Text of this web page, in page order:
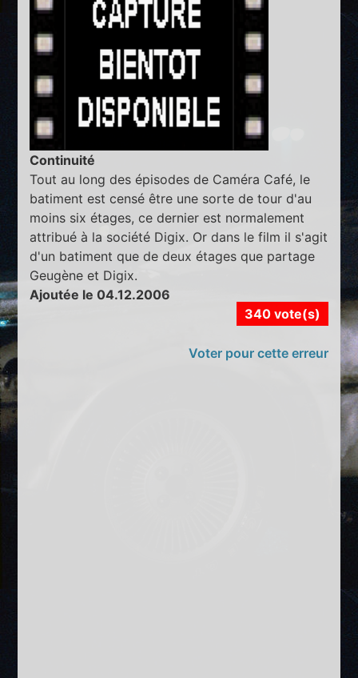
Continuité
Tout au long des épisodes de Caméra Café, le
batiment est censé être une sorte de tour d'au
moins six étages, ce dernier est normalement
attribué à la société Digix. Or dans le film il s'agit
d'un batiment que de deux étages que partage
Geugène et Digix.
Ajoutée le 04.12.2006
340 vote(s)
Voter pour cette erreur